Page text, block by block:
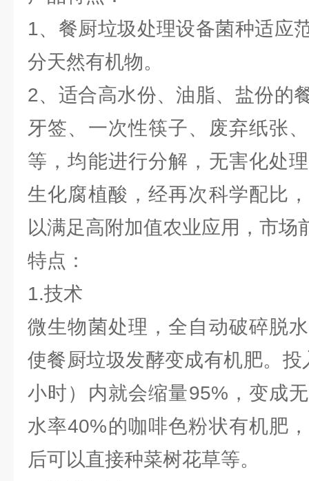
1、餐厨垃圾处理设备菌种适应
分天然有机物。
2、适合高水份、油脂、盐份的
牙签、一次性筷子、废弃纸张
等，均能进行分解，无害化处
生化腐植酸，经再次科学配比
以满足高附加值农业应用，市场
特点：
1.技术
微生物菌处理，全自动破碎脱
使餐厨垃圾发酵变成有机肥。
小时）内就会缩量95%，变成
水率40%的咖啡色粉状有机肥
后可以直接种菜树花草等。